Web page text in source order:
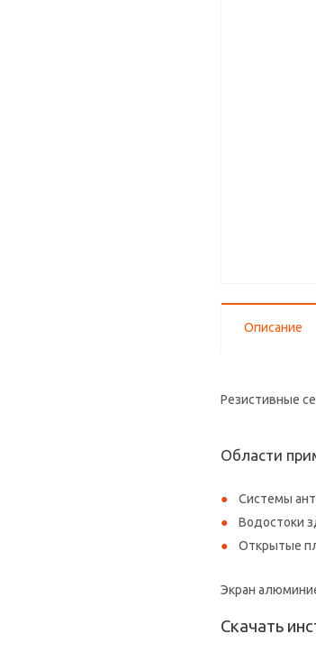
Описание
Резистивные
Области
Системы
Водостоки
Открытые
Экран
Скачать